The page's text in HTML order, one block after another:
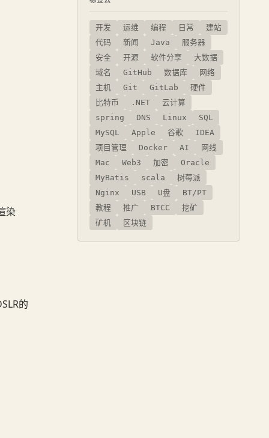
染
的
开发 运维 编程 日常
建站
代码
新闻 Java
服务器
安全
开源 软件分享
大数据
域名
GitHub 数据库
网络
主机
Git GitLab
硬件
比特币
.NET
云计算
spring
DNS Linux
SQL
MySQL
Apple 谷歌
IDEA
项目管理
Docker AI
网线
Mac
Web3 加密
Oracle
MyBatis
scala
树莓派
Nginx
USB U盘
BT/PT
教程
推广 BTCC
挖矿
矿机
区块链